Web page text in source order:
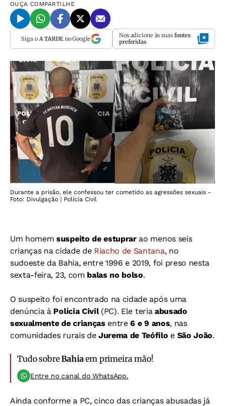
OUÇA COMPARTILHE
Siga o A TARDEno Google Nos adicione às suas fontes
preferidas
Durante a prisão, ele confessou ter cometido as agressões sexuais -
Foto: Divulgação | Polícia Civil
Um homemsuspeito de estuprarao menos seis
crianças na cidade de Riacho de Santana, no
sudoeste da Bahia, entre 1996 e 2019, foi preso nesta
sexta-feira, 23, com balas no bolso.
O suspeito foi encontrado na cidade após uma
denúncia àPolícia Civil(PC). Ele teria abusado
sexualmente de crianças entre6 e 9 anos, nas
comunidades rurais de Jurema de Teófilo e São João.
Tudo sobreBahia em primeira mão!
Entre no canal do WhatsApp.
Ainda conforme a PC, cinco das crianças abusadas já